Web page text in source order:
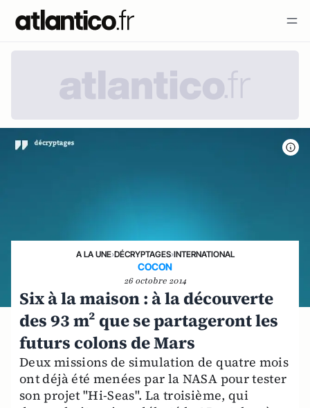
A LA UNE›DÉCRYPTAGES›INTERNATIONAL
COCON
26 octobre 2014
Six à la maison : à la découverte
des 93 m² que se partageront les
futurs colons de Mars
Deux missions de simulation de quatre mois
ont déjà été menées par la NASA pour tester
son projet "Hi-Seas". La troisième, qui